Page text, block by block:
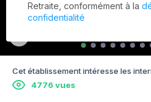
Cet établissement intéresse les
4776 vues
Retraite, conformément à la
confidentialité